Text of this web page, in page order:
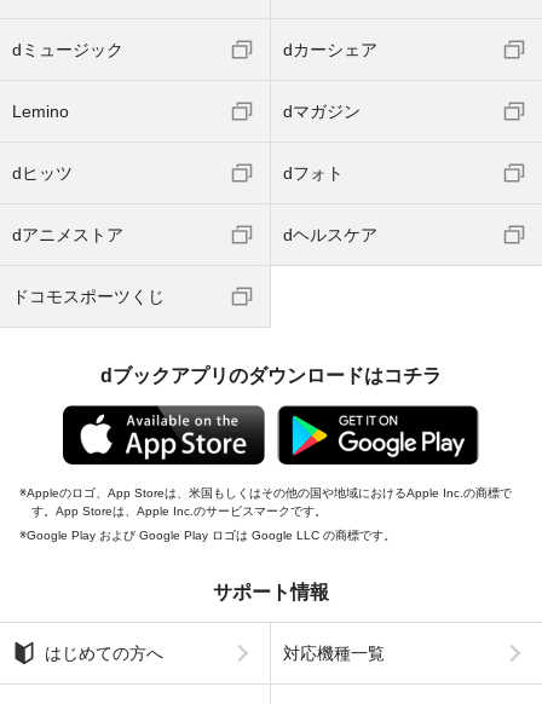
dミュージック dカーシェア
Lemino dマガジン
dヒッツ dフォト
dアニメストア dヘルスケア
ドコモスポーツくじ
dブックアプリのダウンロードはコチラ
Appleのロゴ、App Storeは、米国もしくはその他の国や地域におけるApple Inc.の商標で
す。App Storeは、Apple Inc.のサービスマークです。
Google Play および Google Play ロゴは Google LLC の商標です。
サポート情報
はじめての方へ 対応機種一覧